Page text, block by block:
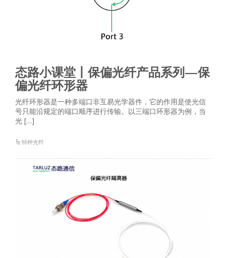
态路小课堂丨保偏光纤产品系列—保
偏光纤环形器
光纤环形器是一种多端口非互易光学器件，它的作用是使光信
号只能沿规定的端口顺序进行传输。以三端口环形器为例，当
光 […]
特种光纤